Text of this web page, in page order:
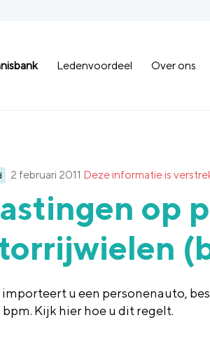
Ledenvoordeel Over ons
2 februari 2011 Deze informatie is
op
u een personenauto,
Kijk hier hoe u dit regelt.